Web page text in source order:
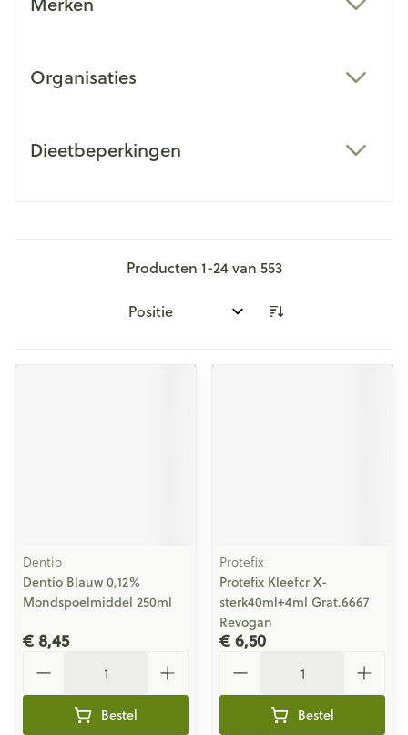
Organisaties
Dieetbeperkingen
Producten 1-24van 553
Sorteer op:
Dentio
Dentio Blauw 0,12%
Mondspoelmiddel 250ml
€ 8,45
Bestel
Protefix
Protefix Kleefcr X-
sterk40ml+4ml Grat.6667
Revogan
€ 6,50
Bestel